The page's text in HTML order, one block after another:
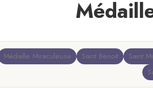
Médaille Miraculeuse Saint Benoit Saint